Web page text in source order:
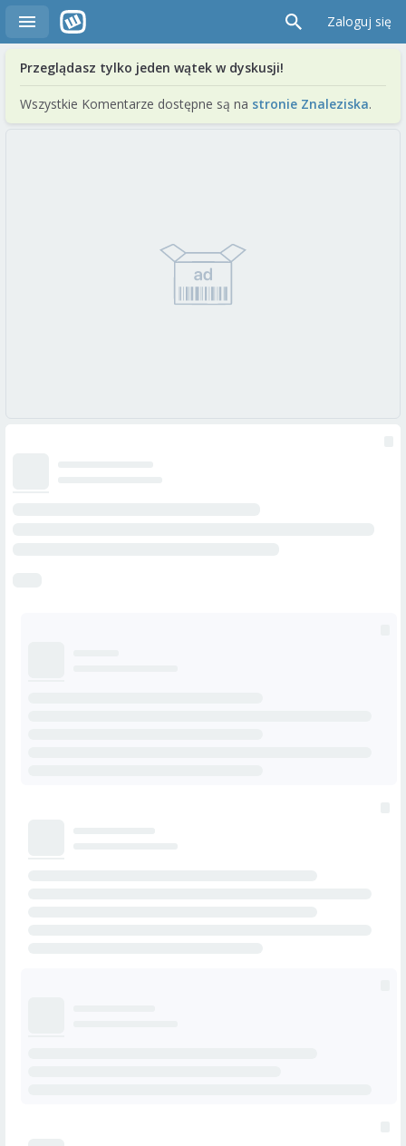
Zaloguj się
Przeglądasz tylko jeden wątek w dyskusji!
Wszystkie Komentarze dostępne są na stronie Znaleziska.